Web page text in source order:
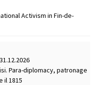
Activism in Fin-de-
Para-diplomacy, patronage
il 1815